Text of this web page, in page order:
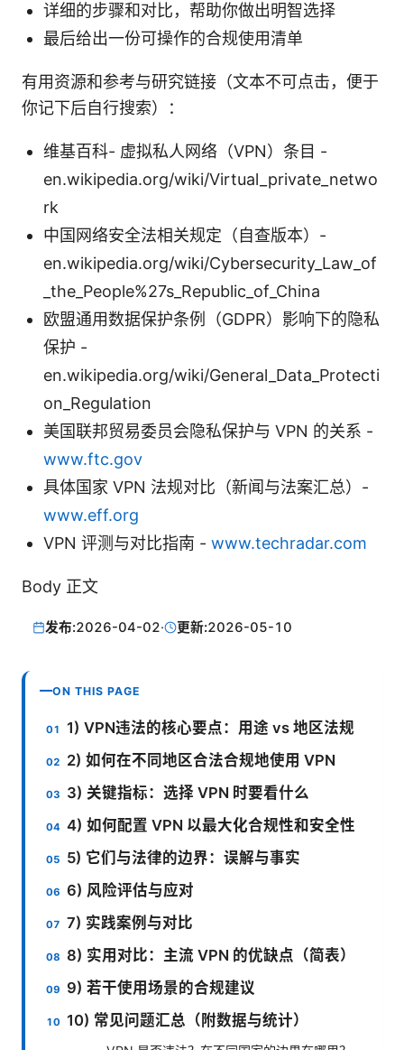
详细的步骤和对比，帮助你做出明智选择
最后给出一份可操作的合规使用清单
有用资源和参考与研究链接（文本不可点击，便于
你记下后自行搜索）：
维基百科- 虚拟私人网络（VPN）条目 -
en.wikipedia.org/wiki/Virtual_private_netwo
rk
中国网络安全法相关规定（自查版本）-
en.wikipedia.org/wiki/Cybersecurity_Law_of
_the_People%27s_Republic_of_China
欧盟通用数据保护条例（GDPR）影响下的隐私
保护 -
en.wikipedia.org/wiki/General_Data_Protecti
on_Regulation
美国联邦贸易委员会隐私保护与 VPN 的关系 -
www.ftc.gov
具体国家 VPN 法规对比（新闻与法案汇总）-
www.eff.org
VPN 评测与对比指南 - www.techradar.com
Body 正文
发布:2026-04-02· 更新:2026-05-10
ON THIS PAGE
1) VPN违法的核心要点：用途 vs 地区法规
2) 如何在不同地区合法合规地使用 VPN
3) 关键指标：选择 VPN 时要看什么
4) 如何配置 VPN 以最大化合规性和安全性
5) 它们与法律的边界：误解与事实
6) 风险评估与应对
7) 实践案例与对比
8) 实用对比：主流 VPN 的优缺点（简表）
9) 若干使用场景的合规建议
10) 常见问题汇总（附数据与统计）